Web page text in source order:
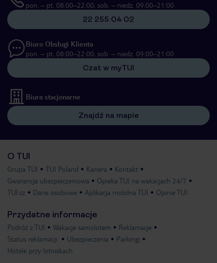
pon. – pt. 08:00–22:00, sob. – niedz. 09:00–21:00
22 255 04 02
Biuro Obsługi Klienta
pon. – pt. 08:00–22:00, sob. – niedz. 09:00–21:00
Czat w myTUI
Biura stacjonarne
Znajdź na mapie
O TUI
Grupa TUI TUI Poland Kariera
Kontakt
Gwarancja ubezpieczeniowa
Opieka TUI na wakacjach 24/7
TUI.cz
Dane osobowe Aplikacja mobilna TUI Opinie TUI
Przydatne informacje
Podróż z TUI Wakacje samolotem
Reklamacje
Status reklamacji
Ubezpieczenia
Parkingi
Hotele przy lotniskach